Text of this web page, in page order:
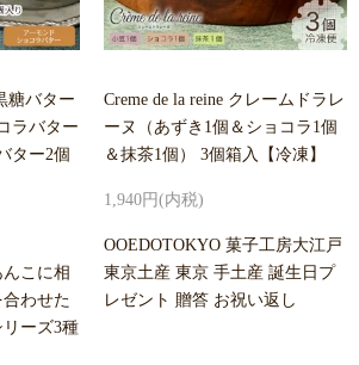
糖バター
ラバター
ター2個
こに相
わせた
ーズ3種
Creme de la reine クレームドラレ
ーヌ（あずき1個＆ショコラ1個
＆抹茶1個） 3個箱入【冷凍】
1,940円(内税)
OOEDOTOKYO 菓子工房大江戸
東京土産 東京 手土産 誕生日プ
レゼント 贈答 お祝い返し